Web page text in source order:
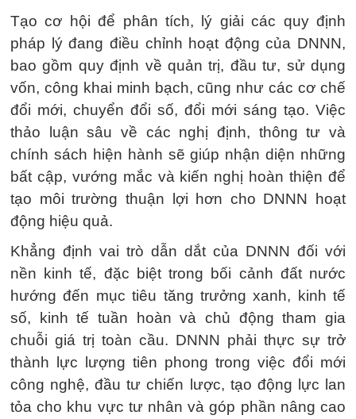
Tạo cơ hội để phân tích, lý giải các quy định
pháp lý đang điều chỉnh hoạt động của DNNN,
bao gồm quy định về quản trị, đầu tư, sử dụng
vốn, công khai minh bạch, cũng như các cơ chế
đổi mới, chuyển đổi số, đổi mới sáng tạo. Việc
thảo luận sâu về các nghị định, thông tư và
chính sách hiện hành sẽ giúp nhận diện những
bất cập, vướng mắc và kiến nghị hoàn thiện để
tạo môi trường thuận lợi hơn cho DNNN hoạt
động hiệu quả.
Khẳng định vai trò dẫn dắt của DNNN đối với
nền kinh tế, đặc biệt trong bối cảnh đất nước
hướng đến mục tiêu tăng trưởng xanh, kinh tế
số, kinh tế tuần hoàn và chủ động tham gia
chuỗi giá trị toàn cầu. DNNN phải thực sự trở
thành lực lượng tiên phong trong việc đổi mới
công nghệ, đầu tư chiến lược, tạo động lực lan
tỏa cho khu vực tư nhân và góp phần nâng cao